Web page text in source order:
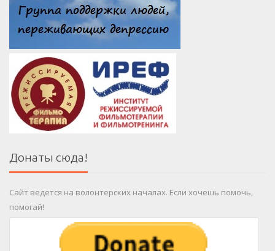
Донаты сюда!
Сайт ведется на волонтерских началах. Если хочешь помочь,
помогай!